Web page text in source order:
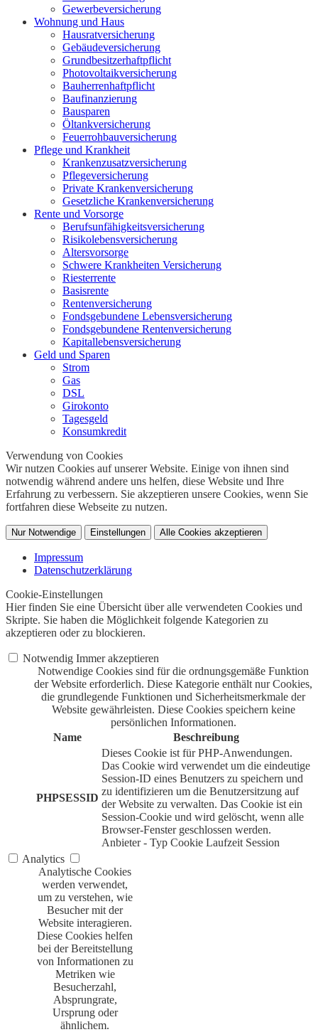
Gewerbeversicherung
Wohnung und Haus
Hausratversicherung
Gebäudeversicherung
Grundbesitzerhaftpflicht
Photovoltaikversicherung
Bauherrenhaftpflicht
Baufinanzierung
Bausparen
Öltankversicherung
Feuerrohbauversicherung
Pflege und Krankheit
Krankenzusatzversicherung
Pflegeversicherung
Private Krankenversicherung
Gesetzliche Krankenversicherung
Rente und Vorsorge
Berufs­unfähigkeitsversicherung
Risikolebensversicherung
Altersvorsorge
Schwere Krankheiten Versicherung
Riesterrente
Basisrente
Rentenversicherung
Fondsgebundene Lebensversicherung
Fondsgebundene Rentenversicherung
Kapitallebensversicherung
Geld und Sparen
Strom
Gas
DSL
Girokonto
Tagesgeld
Konsumkredit
Verwendung von Cookies
Wir nutzen Cookies auf unserer Website. Einige von ihnen sind
notwendig während andere uns helfen, diese Website und Ihre
Erfahrung zu verbessern. Sie akzeptieren unsere Cookies, wenn Sie
fortfahren diese Webseite zu nutzen.
Nur Notwendige Einstellungen Alle Cookies akzeptieren
Impressum
Datenschutzerklärung
Cookie-Einstellungen
Hier finden Sie eine Übersicht über alle verwendeten Cookies und
Skripte. Sie haben die Möglichkeit folgende Kategorien zu
akzeptieren oder zu blockieren.
Notwendig Immer akzeptieren
Notwendige Cookies sind für die ordnungsgemäße Funktion
der Website erforderlich. Diese Kategorie enthält nur Cookies,
die grundlegende Funktionen und Sicherheitsmerkmale der
Website gewährleisten. Diese Cookies speichern keine
persönlichen Informationen.
Name
Beschreibung
PHPSESSID
Dieses Cookie ist für PHP-Anwendungen.
Das Cookie wird verwendet um die eindeutige
Session-ID eines Benutzers zu speichern und
zu identifizieren um die Benutzersitzung auf
der Website zu verwalten. Das Cookie ist ein
Session-Cookie und wird gelöscht, wenn alle
Browser-Fenster geschlossen werden.
Anbieter - Typ Cookie Laufzeit Session
Analytics
Analytische Cookies
werden verwendet,
um zu verstehen, wie
Besucher mit der
Website interagieren.
Diese Cookies helfen
bei der Bereitstellung
von Informationen zu
Metriken wie
Besucherzahl,
Absprungrate,
Ursprung oder
ähnlichem.